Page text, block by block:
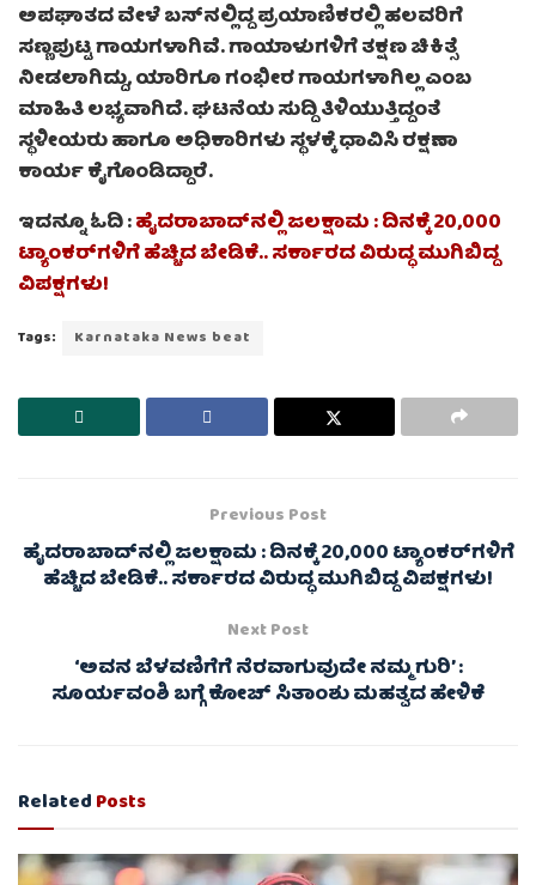
ಅಪಘಾತದ ವೇಳೆ ಬಸ್‌ನಲ್ಲಿದ್ದ ಪ್ರಯಾಣಿಕರಲ್ಲಿ ಹಲವರಿಗೆ
ಸಣ್ಣಪುಟ್ಟ ಗಾಯಗಳಾಗಿವೆ. ಗಾಯಾಳುಗಳಿಗೆ ತಕ್ಷಣ ಚಿಕಿತ್ಸೆ
ನೀಡಲಾಗಿದ್ದು, ಯಾರಿಗೂ ಗಂಭೀರ ಗಾಯಗಳಾಗಿಲ್ಲ ಎಂಬ
ಮಾಹಿತಿ ಲಭ್ಯವಾಗಿದೆ. ಘಟನೆಯ ಸುದ್ದಿ ತಿಳಿಯುತ್ತಿದ್ದಂತೆ
ಸ್ಥಳೀಯರು ಹಾಗೂ ಅಧಿಕಾರಿಗಳು ಸ್ಥಳಕ್ಕೆ ಧಾವಿಸಿ ರಕ್ಷಣಾ
ಕಾರ್ಯ ಕೈಗೊಂಡಿದ್ದಾರೆ.
ಇದನ್ನೂ ಓದಿ :ಹೈದರಾಬಾದ್‌ನಲ್ಲಿ ಜಲಕ್ಷಾಮ : ದಿನಕ್ಕೆ 20,000
ಟ್ಯಾಂಕರ್‌ಗಳಿಗೆ ಹೆಚ್ಚಿದ ಬೇಡಿಕೆ.. ಸರ್ಕಾರದ ವಿರುದ್ಧ ಮುಗಿಬಿದ್ದ
ವಿಪಕ್ಷಗಳು!
Tags: Karnataka News beat
Previous Post
ಹೈದರಾಬಾದ್‌ನಲ್ಲಿ ಜಲಕ್ಷಾಮ : ದಿನಕ್ಕೆ 20,000 ಟ್ಯಾಂಕರ್‌ಗಳಿಗೆ
ಹೆಚ್ಚಿದ ಬೇಡಿಕೆ.. ಸರ್ಕಾರದ ವಿರುದ್ಧ ಮುಗಿಬಿದ್ದ ವಿಪಕ್ಷಗಳು!
Next Post
‘ಅವನ ಬೆಳವಣಿಗೆಗೆ ನೆರವಾಗುವುದೇ ನಮ್ಮ ಗುರಿ’ :
ಸೂರ್ಯವಂಶಿ ಬಗ್ಗೆ ಕೋಚ್ ಸಿತಾಂಶು ಮಹತ್ವದ ಹೇಳಿಕೆ
RelatedPosts